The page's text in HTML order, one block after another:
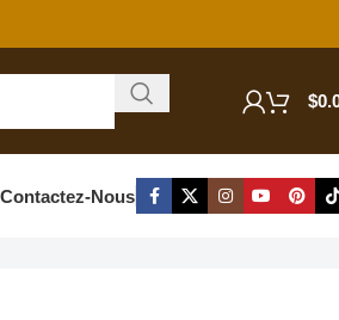
$
Contactez-Nous